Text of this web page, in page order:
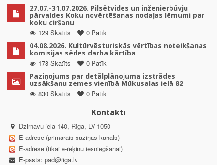
27.07.-31.07.2026. Pilsētvides un inženierbūvju
pārvaldes Koku novērtēšanas nodaļas lēmumi par
koku ciršanu
129 Skatīts
0 Patīk
04.08.2026. Kultūrvēsturiskās vērtības noteikšanas
komisijas sēdes darba kārtība
178 Skatīts
0 Patīk
Paziņojums par detālplānojuma izstrādes
uzsākšanu zemes vienībā Mūkusalas ielā 82
830 Skatīts
0 Patīk
Kontakti
Dzirnavu iela 140, Rīga, LV-1050
E-adrese (primārais saziņas kanāls)
E-adrese (tikai e-rēķinu iesniegšanai)
E-pasts: pad@riga.lv